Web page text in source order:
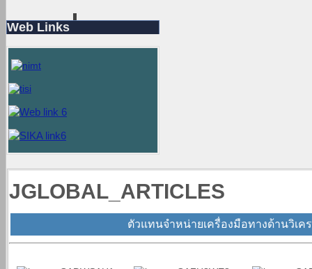
Web Links
JGLOBAL_ARTICLES
ตัวแทนจำหน่ายเครื่องมือทางด้านวิเค